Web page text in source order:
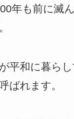
年も前に滅
平和に暮ら
ばれます。